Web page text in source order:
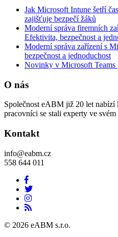
Jak Microsoft Intune šetří
zajišťuje bezpečí žáků
Moderní správa firemních
Efektivita, bezpečnost a
Moderní správa zařízení s
bezpečnost a jednoduchost
Novinky v Microsoft Teams
O nás
Společnost eABM již 20 let
pracovníci se stali experty ve svém
Kontakt
info@eabm.cz
558 644 011
© 2026 eABM s.r.o.